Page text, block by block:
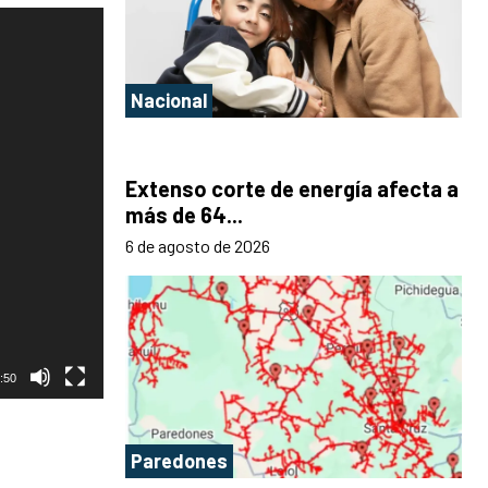
Nacional
Extenso corte de energía afecta a
más de 64...
6 de agosto de 2026
Paredones